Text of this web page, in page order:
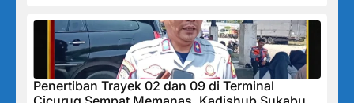
Penertiban Trayek 02 dan 09 di Terminal